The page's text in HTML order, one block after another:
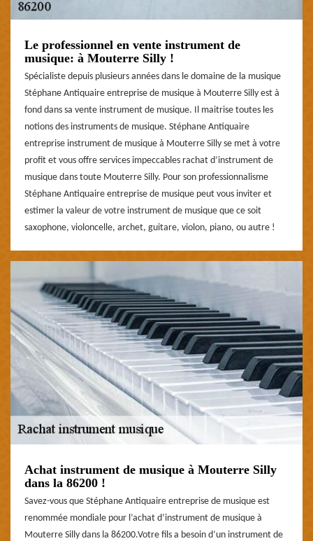
Le professionnel en vente instrument de
musique: à Mouterre Silly !
Spécialiste depuis plusieurs années dans le domaine de la musique
Stéphane Antiquaire entreprise de musique à Mouterre Silly est à
fond dans sa vente instrument de musique. Il maitrise toutes les
notions des instruments de musique. Stéphane Antiquaire
entreprise instrument de musique à Mouterre Silly se met à votre
profit et vous offre services impeccables rachat d’instrument de
musique dans toute Mouterre Silly. Pour son professionnalisme
Stéphane Antiquaire entreprise de musique peut vous inviter et
estimer la valeur de votre instrument de musique que ce soit
saxophone, violoncelle, archet, guitare, violon, piano, ou autre !
Achat instrument de musique à Mouterre Silly
dans la 86200 !
Savez-vous que Stéphane Antiquaire entreprise de musique est
renommée mondiale pour l’achat d’instrument de musique à
Mouterre Silly dans la 86200.Votre fils a besoin d’un instrument de